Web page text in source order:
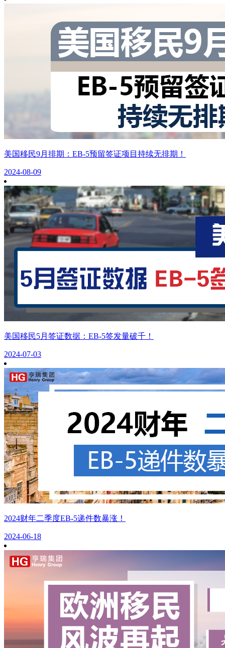
美国移民9月排期：EB-5预留签证项目持续无排期！
2024-08-09
美国移民5月签证数据：EB-5签发量破千！
2024-07-03
2024财年二季度EB-5递件数暴涨！
2024-06-18